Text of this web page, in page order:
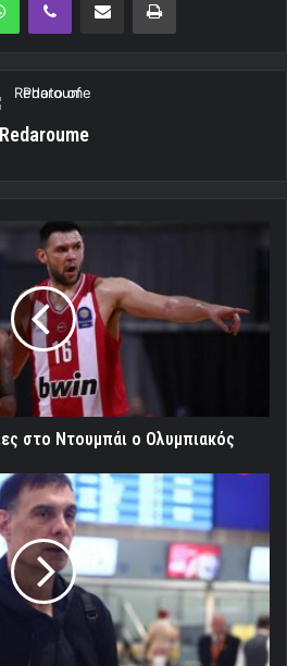
Redaroume
στο Ντουμπάι ο Ολυμπιακός